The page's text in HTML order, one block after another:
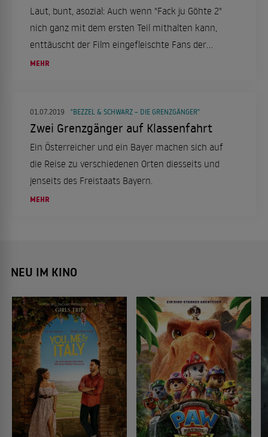
Laut, bunt, asozial: Auch wenn "Fack ju Göhte 2"
nich ganz mit dem ersten Teil mithalten kann,
enttäuscht der Film eingefleischte Fans der
Kultkomödie nicht.
MEHR
01.07.2019 "BEZZEL & SCHWARZ – DIE GRENZGÄNGER"
Zwei Grenzgänger auf Klassenfahrt
Ein Österreicher und ein Bayer machen sich auf
die Reise zu verschiedenen Orten diesseits und
jenseits des Freistaats Bayern.
MEHR
NEU IM KINO